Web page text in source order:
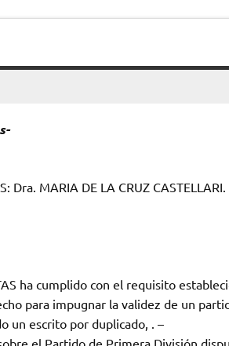
Dra. MARIA DE LA CRUZ CASTELLARI.
ha cumplido con el requisito
para impugnar la validez de un
un escrito por duplicado, . –